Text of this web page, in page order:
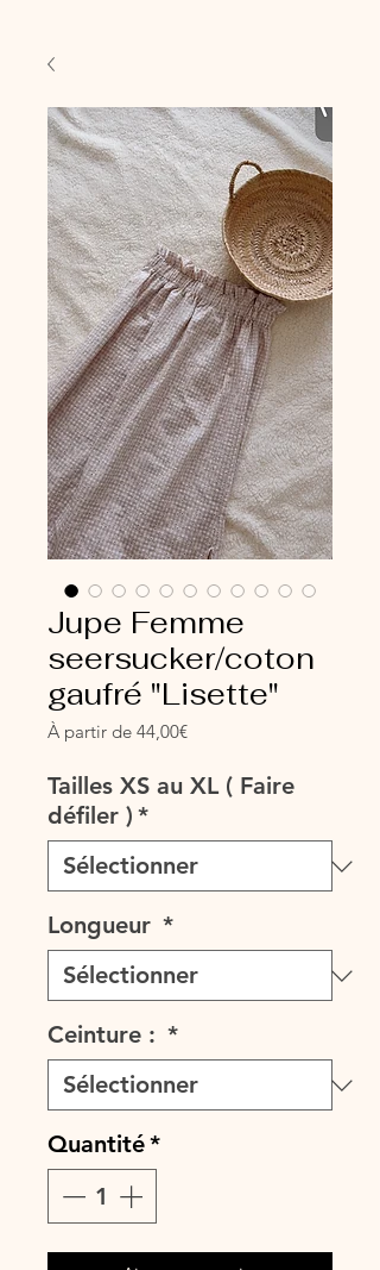
Jupe Femme
seersucker/coton
gaufré "Lisette"
À partir de 44,00€Prix
Tailles XS au XL ( Faire
défiler ) *
Longueur *
Ceinture : *
Quantité*